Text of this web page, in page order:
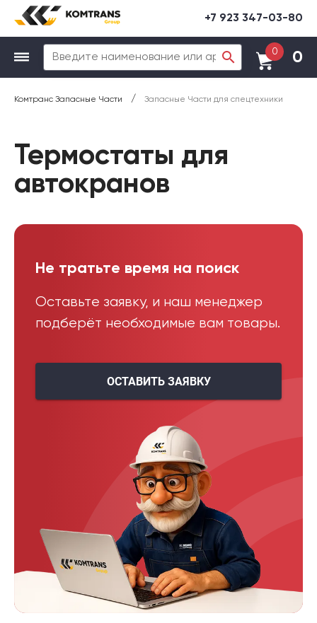
+7 923 347-03-80
0 0
Комтранс Запасные Части / Запасные Части для спецтехники
Термостаты для
автокранов
Не тратьте время на поиск
Оставьте заявку, и наш менеджер
подберёт необходимые вам товары.
ОСТАВИТЬ ЗАЯВКУ